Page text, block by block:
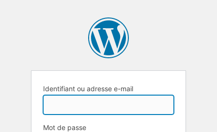
Identifiant ou adresse e-mail
Mot de passe